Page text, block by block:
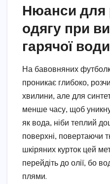
Нюанси для
одягу при
гарячої води
На бавовняних
проникає глибоко,
хвилини, але для
менше часу, щоб
як вода, ніби теплий
поверхні, повертаючи
шкіряних курток цей
перейдіть до олії, бо
плями.